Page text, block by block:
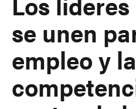
se unen
empleo y